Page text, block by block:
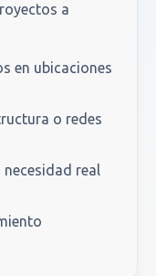
a
en ubicaciones
o redes
necesidad real